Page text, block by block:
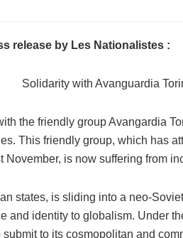
release by Les Nationalistes :
Solidarity with Avanguardia
the friendly group Avangardia
This friendly group, which has
November, is now suffering from
states, is sliding into a neo-
and identity to globalism. Under
to its cosmopolitan and